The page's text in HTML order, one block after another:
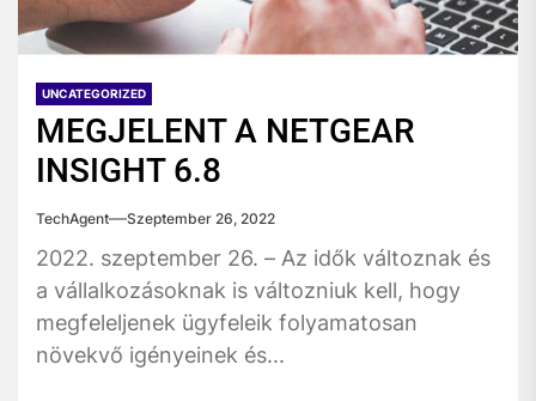
UNCATEGORIZED
MEGJELENT A NETGEAR
INSIGHT 6.8
TechAgent Szeptember 26, 2022
2022. szeptember 26. – Az idők változnak és
a vállalkozásoknak is változniuk kell, hogy
megfeleljenek ügyfeleik folyamatosan
növekvő igényeinek és...